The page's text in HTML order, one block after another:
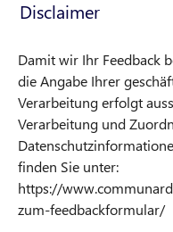
Disclaimer
Damit wir Ihr Feedback
die Angabe Ihrer
Verarbeitung erfolgt
Verarbeitung und
finden Sie unter:
https://
zum-feedbackformular/